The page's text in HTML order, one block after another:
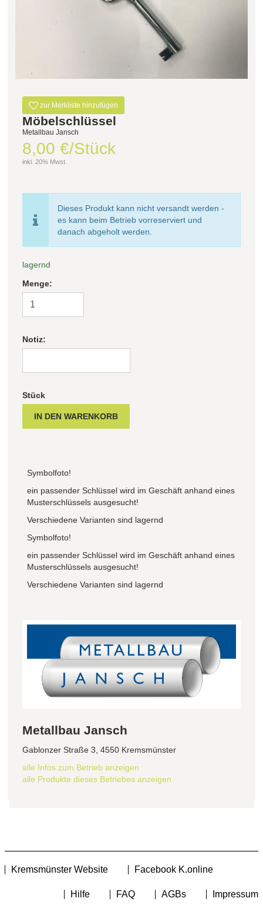
zur Merkliste hinzufügen
Möbelschlüssel
Metallbau Jansch
8,00 €/Stück
inkl. 20% Mwst.
Dieses Produkt kann nicht versandt werden -
es kann beim Betrieb vorreserviert und
danach abgeholt werden.
lagernd
Menge:
Notiz:
Stück
Symbolfoto!
ein passender Schlüssel wird im Geschäft anhand eines
Musterschlüssels ausgesucht!
Verschiedene Varianten sind lagernd
Symbolfoto!
ein passender Schlüssel wird im Geschäft anhand eines
Musterschlüssels ausgesucht!
Verschiedene Varianten sind lagernd
Metallbau Jansch
Gablonzer Straße 3, 4550 Kremsmünster
alle Infos zum Betrieb anzeigen
alle Produkte dieses Betriebes anzeigen
Kremsmünster Website Facebook K.online
Hilfe FAQ AGBs Impressum